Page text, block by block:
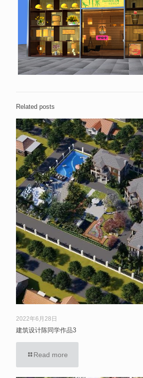
Related posts
2022年6月28日
建筑设计陈同学作品3
Read more